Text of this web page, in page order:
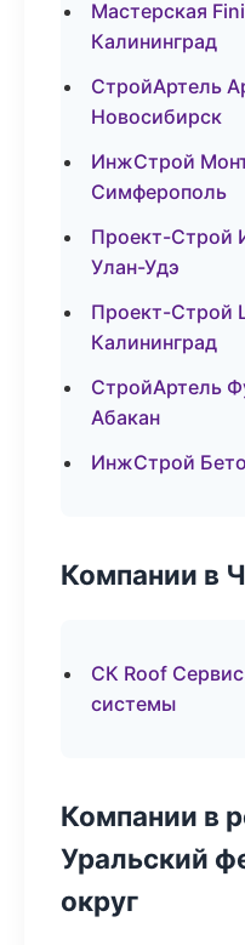
Мастерская
Калининград
СтройАртель
Новосибирск
ИнжСтрой
Симферополь
Проект-Строй
Улан-Удэ
Проект-Строй
Калининград
СтройАртель
Абакан
ИнжСтрой
Компании в
СК Roof
системы
Компании в
Уральский
округ